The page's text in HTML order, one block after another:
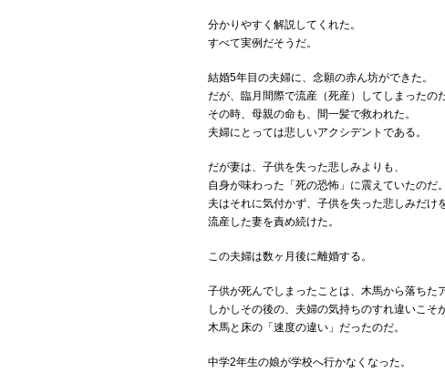
分かりやすく解説してくれた。
すべて実例だそうだ。
結婚5年目の夫婦に、念願の赤ん坊ができた。
だが、臨月間際で流産（死産）してしまったのだ
その時、母親の命も、間一髪で救われた。
夫婦にとっては悲しいアクシデントである。
だが妻は、子供を失った悲しみよりも、
自身が味わった「死の恐怖」に震えていたのだ。
夫はそれに気付かず、子供を失った悲しみだけ
流産した妻を責め続けた。
この夫婦は数ヶ月後に離婚する。
子供が死んでしまったことは、木馬から落ちた
しかしその後の、夫婦の気持ちのすれ違いこそが
木馬と床の「速度の違い」だったのだ。
中学2年生の娘が学校へ行かなくなった。